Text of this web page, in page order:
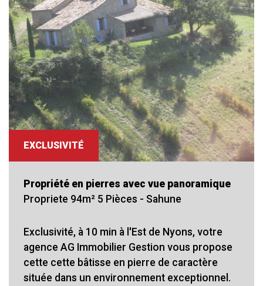
EXCLUSIVITÉ
Propriété en pierres avec vue panoramique
Propriete 94m² 5 Pièces - Sahune
Exclusivité, à 10 min à l'Est de Nyons, votre
agence AG Immobilier Gestion vous propose
cette cette bâtisse en pierre de caractère
située dans un environnement exceptionnel.